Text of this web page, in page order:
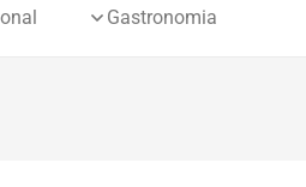
Gastronomia